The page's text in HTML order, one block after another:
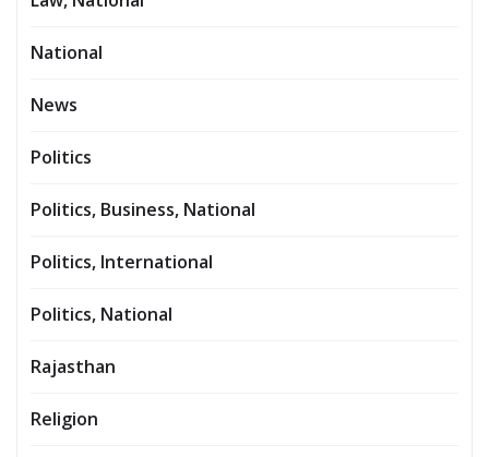
National
News
Politics
Politics, Business, National
Politics, International
Politics, National
Rajasthan
Religion